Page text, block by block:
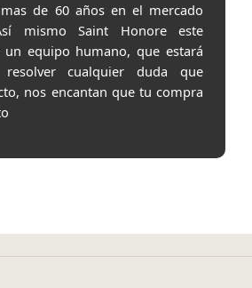
de 60 años en el mercado
mismo Saint Honore este
equipo humano, que estará
cualquier duda que
nos encantan que tu compra